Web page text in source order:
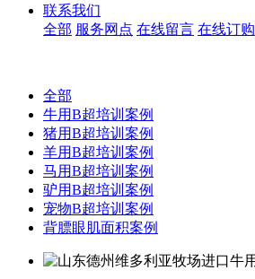
联系我们
全部 服务网点 在线留言 在线订购
全部
牛用B超培训案例
猪用B超培训案例
羊用B超培训案例
马用B超培训案例
驴用B超培训案例
宠物B超培训案例
背膘眼肌面积案例